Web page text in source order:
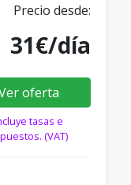
Precio desde:
31€/día
oferta
tasas e
(VAT)